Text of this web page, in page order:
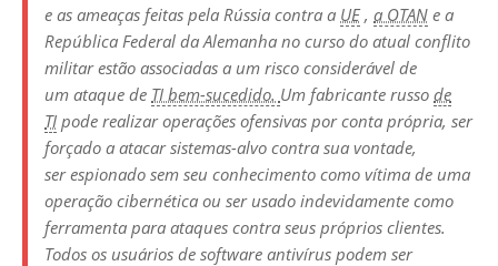
e as ameaças feitas pela Rússia contra a UE, a OTAN e a
República Federal da Alemanha no curso do atual conflito
militar estão associadas a um risco considerável de
um ataque de TI bem-sucedido. Um fabricante russo de
TI pode realizar operações ofensivas por conta própria, ser
forçado a atacar sistemas-alvo contra sua vontade,
ser espionado sem seu conhecimento como vítima de uma
operação cibernética ou ser usado indevidamente como
ferramenta para ataques contra seus próprios clientes.
Todos os usuários de software antivírus podem ser